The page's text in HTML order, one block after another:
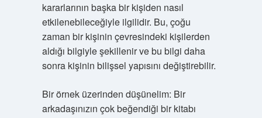
kararlarının başka bir kişiden nasıl
etkilenebileceğiyle ilgilidir. Bu, çoğu
zaman bir kişinin çevresindeki kişilerden
aldığı bilgiyle şekillenir ve bu bilgi daha
sonra kişinin bilişsel yapısını değiştirebilir.
Bir örnek üzerinden düşünelim: Bir
arkadaşınızın çok beğendiği bir kitabı